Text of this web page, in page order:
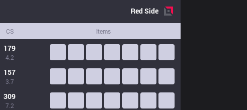
RedSide
CS Items
179
4.2
157
3.7
309
7.2